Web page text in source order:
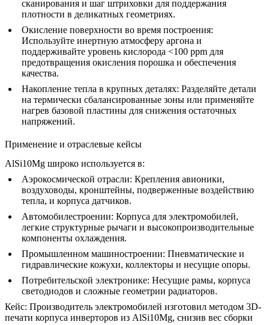
сканирования и шаг штриховки для поддержания
плотности в деликатных геометриях.
Окисление поверхности во время построения:
Используйте инертную атмосферу аргона и
поддерживайте уровень кислорода <100 ppm для
предотвращения окисления порошка и обеспечения
качества.
Накопление тепла в крупных деталях: Разделяйте детали
на термически сбалансированные зоны или применяйте
нагрев базовой пластины для снижения остаточных
напряжений.
Применение и отраслевые кейсы
AlSi10Mg широко используется в:
Аэрокосмической отрасли: Крепления авионики,
воздуховоды, кронштейны, подверженные воздействию
тепла, и корпуса датчиков.
Автомобилестроении: Корпуса для электромобилей,
легкие структурные рычаги и высокопроизводительные
компоненты охлаждения.
Промышленном машиностроении: Пневматические и
гидравлические кожухи, коллекторы и несущие опоры.
Потребительской электронике: Несущие рамы, корпуса
светодиодов и сложные геометрии радиаторов.
Кейс: Производитель электромобилей изготовил методом 3D-
печати корпуса инверторов из AlSi10Mg, снизив вес сборки